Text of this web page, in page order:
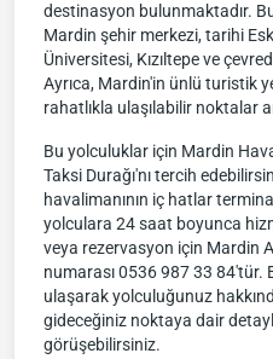
destinasyon bulunmaktadır.
Mardin şehir merkezi, tarihi
Üniversitesi, Kızıltepe ve
Ayrıca, Mardin'in ünlü turistik
rahatlıkla ulaşılabilir noktalar
Bu yolculuklar için Mardin
Taksi Durağı'nı tercih
havalimanının iç hatlar
yolculara 24 saat boyunca
veya rezervasyon için Mardin
numarası 0536 987 33 84'tür.
ulaşarak yolculuğunuz
gideceğiniz noktaya dair
görüşebilirsiniz.